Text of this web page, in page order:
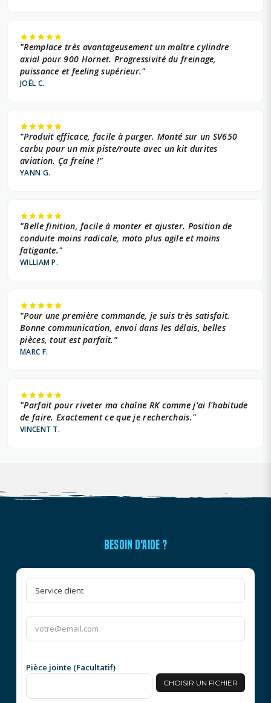
"Remplace très avantageusement un maître cylindre
axial pour 900 Hornet. Progressivité du freinage,
puissance et feeling supérieur."
JOËL C.
"Produit efficace, facile à purger. Monté sur un SV650
carbu pour un mix piste/route avec un kit durites
aviation. Ça freine !"
YANN G.
"Belle finition, facile à monter et ajuster. Position de
conduite moins radicale, moto plus agile et moins
fatigante."
WILLIAM P.
"Pour une première commande, je suis très satisfait.
Bonne communication, envoi dans les délais, belles
pièces, tout est parfait."
MARC F.
"Parfait pour riveter ma chaîne RK comme j'ai l'habitude
de faire. Exactement ce que je recherchais."
VINCENT T.
BESOIN D'AIDE ?
Pièce jointe (Facultatif)
CHOISIR UN FICHIER